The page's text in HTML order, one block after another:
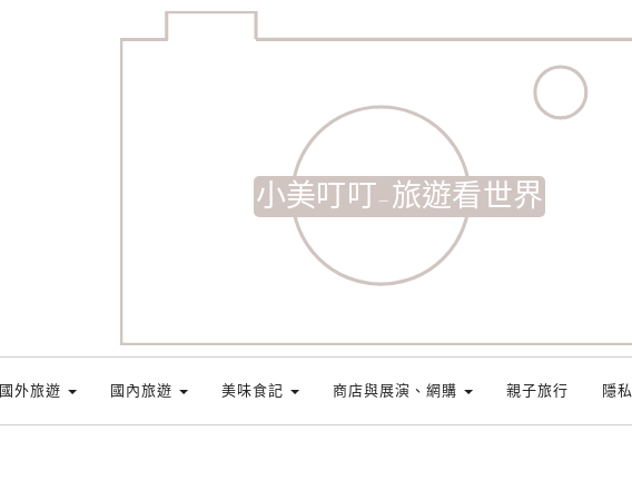
小美叮叮-旅遊看世界
國外旅遊 國內旅遊 美味食記 商店與展演、網購 親子旅行 隱